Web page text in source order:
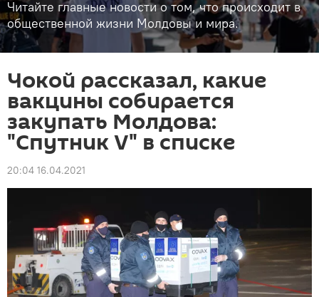
Читайте главные новости о том, что происходит в
общественной жизни Молдовы и мира.
Чокой рассказал, какие
вакцины собирается
закупать Молдова:
"Спутник V" в списке
20:04 16.04.2021